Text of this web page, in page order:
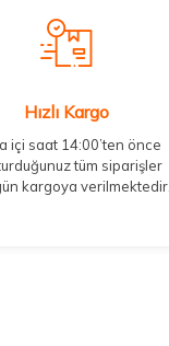
Hızlı Kargo
içi saat 14:00’ten önce
tüm siparişler
kargoya verilmektedir.